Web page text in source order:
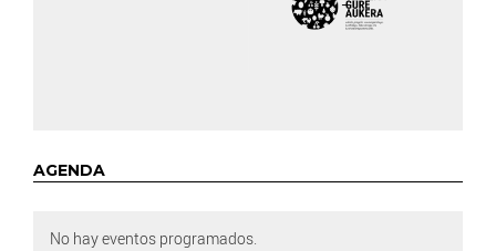
AGENDA
No hay eventos programados.